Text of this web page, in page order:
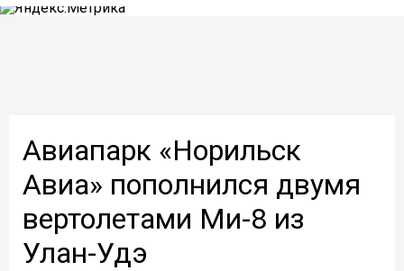
Авиапарк «Норильск
Авиа» пополнился двумя
вертолетами Ми-8 из
Улан-Удэ